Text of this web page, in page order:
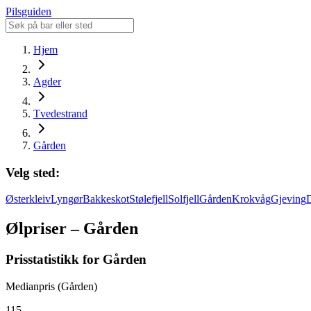
Pilsguiden
Hjem
Agder
Tvedestrand
Gården
Velg sted:
ØsterkleivLyngørBakkeskotStølefjellSolfjellGårdenKrokvågGjeving
Ølpriser – Gården
Prisstatistikk for Gården
Medianpris (Gården)